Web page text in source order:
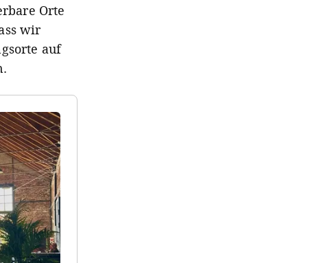
Orte
wir
auf